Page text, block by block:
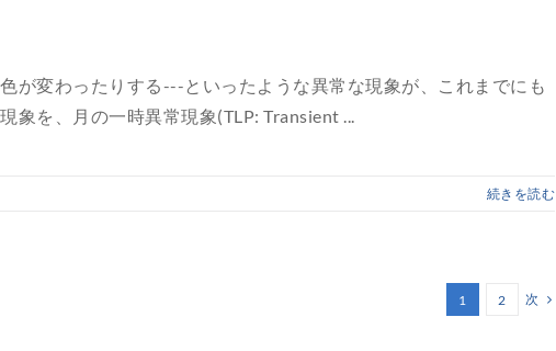
が変わったりする---といったような異常な現象が、これまでにも
象を、月の一時異常現象(TLP: Transient ...
続きを読む
1 2 次